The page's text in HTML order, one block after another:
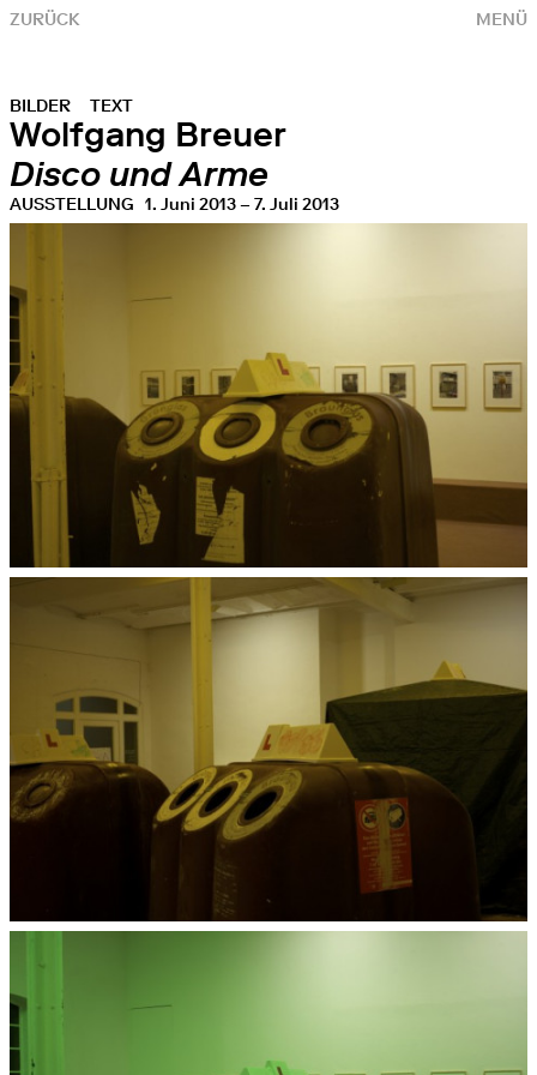
MENÜ
ZURÜCK
BILDER TEXT
Wolfgang Breuer
Disco und Arme
AUSSTELLUNG 1. Juni 2013 – 7. Juli 2013